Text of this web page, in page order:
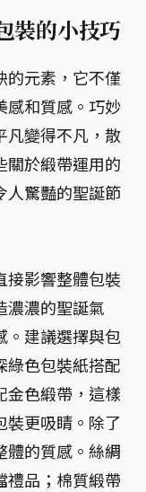
裝的小技巧
的元素，它不僅
感和質感。巧妙
凡變得不凡，散
關於緞帶運用的
人驚豔的聖誕節
接影響整體包裝
濃濃的聖誕氣
。建議選擇與包
綠色包裝紙搭配
金色緞帶，這樣
裝更吸睛。除了
體的質感。絲綢
禮品；棉質緞帶